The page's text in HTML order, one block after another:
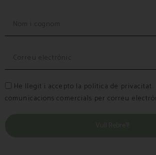
He llegit i accepto la política de privacitat.
comunicacions comercials per correu